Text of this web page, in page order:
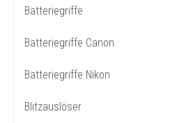
Batteriegriffe
Batteriegriffe Canon
Batteriegriffe Nikon
Blitzauslöser